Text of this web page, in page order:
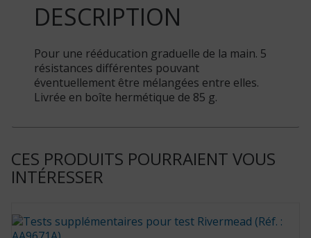
DESCRIPTION
Pour une rééducation graduelle de la main. 5
résistances différentes pouvant
éventuellement être mélangées entre elles.
Livrée en boîte hermétique de 85 g.
CES PRODUITS POURRAIENT VOUS
INTÉRESSER